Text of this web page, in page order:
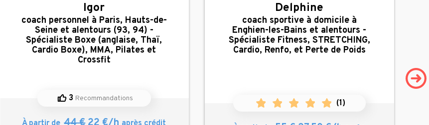
Igor
,
coach personnel à Paris, Hauts-de-
Seine et alentours (93, 94) -
Spécialiste Boxe (anglaise, Thaï,
Cardio Boxe), MMA, Pilates et
Crossfit
3 Recommandations
Delphine
,
coach sportive à domicile à
Enghien-les-Bains et alentours -
Spécialiste Fitness, STRETCHING,
Cardio, Renfo, et Perte de Poids
(1)